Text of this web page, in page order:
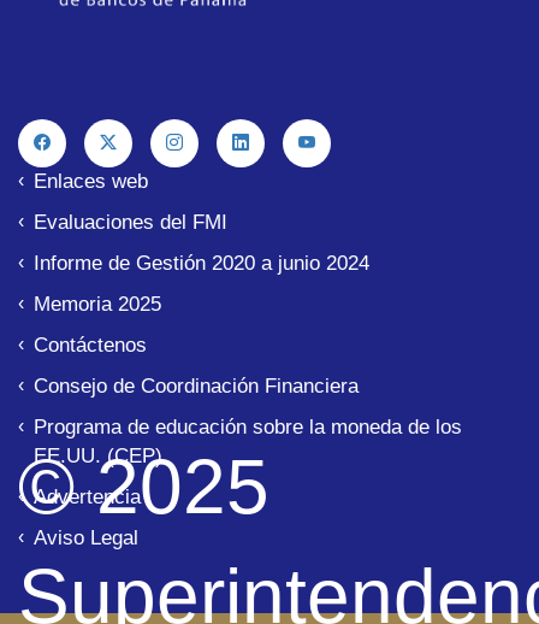
Enlaces web
Evaluaciones del FMI
Informe de Gestión 2020 a junio 2024
Memoria 2025
Contáctenos
Consejo de Coordinación Financiera
Programa de educación sobre la moneda de los
EE.UU. (CEP)
Advertencia
Aviso Legal
© 2025